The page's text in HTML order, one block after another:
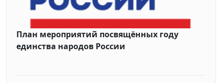
План мероприятий посвящённых году
единства народов России